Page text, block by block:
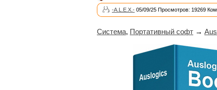
-A.L.E.X.- 05/09/25 Просмотров: 19269
Система, Портативный софт →